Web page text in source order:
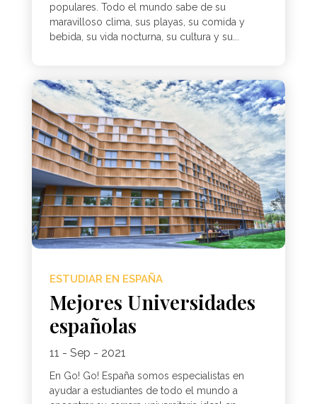
populares. Todo el mundo sabe de su
maravilloso clima, sus playas, su comida y
bebida, su vida nocturna, su cultura y su...
ESTUDIAR EN ESPAÑA
Mejores Universidades
españolas
11 - Sep - 2021
En Go! Go! España somos especialistas en
ayudar a estudiantes de todo el mundo a